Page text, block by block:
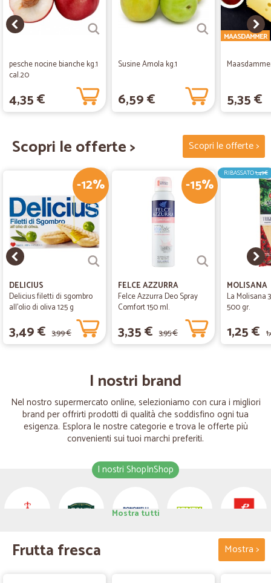
pesche nocine bianche kg.1
cal.20
4,35 €
Susine Amola kg.1
6,59 €
MAASDAMMER
5,35 €
Scopri le offerte > Scopri le offerte >
-12%
DELICIUS
Delicius filetti di sgombro
all'olio di oliva 125 g
3,49 € 3,99 €
-15%
FELCE AZZURRA
Felce Azzurra Deo Spray
Comfort 150 ml.
3,35 € 3,95 €
RIBASSATO1,49€
MOLISANA
La Molisana
500 gr.
1,25 €
I nostri brand
Nel nostro supermercato online, selezioniamo con cura i migliori
brand per offrirti prodotti di qualità che soddisfino ogni tua
esigenza. Esplora le nostre categorie e trova le offerte più
convenienti sui tuoi marchi preferiti.
I nostri ShopInShop
AURICCHIO PONTI PASINI
Mostra tutti
Frutta fresca Mostra >